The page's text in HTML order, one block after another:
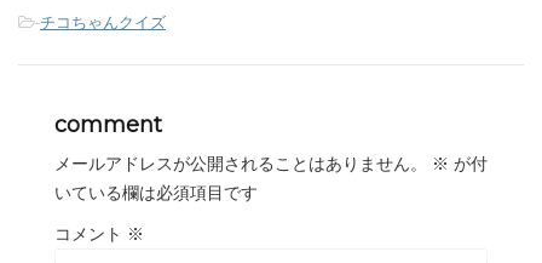
-チコちゃんクイズ
comment
メールアドレスが公開されることはありません。 ※ が付
いている欄は必須項目です
コメント ※